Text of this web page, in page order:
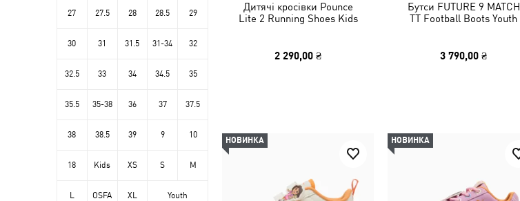
Дитячі кросівки Pounce
Lite 2 Running Shoes Kids
2 290,00 ₴
Бутси FUTURE 9 MATCH
TT Football Boots Youth
3 790,00 ₴
НОВИНКА НОВИНКА
27 27.5 28 28.5 29
30 31 31.5 31-34 32
32.5 33 34 34.5 35
35.5 35-38 36 37 37.5
38 38.5 39 9 10
18 Kids XS S M
L OSFA XL Youth